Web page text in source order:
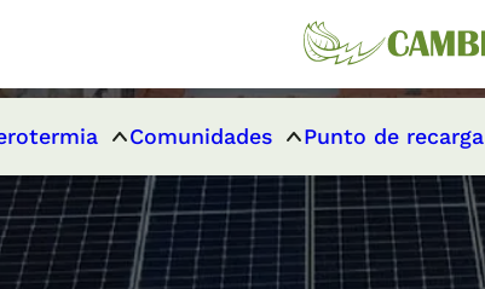
Comunidades Punto de recarga